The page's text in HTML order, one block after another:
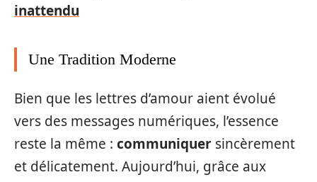
inattendu
Une Tradition Moderne
Bien que les lettres d’amour aient évolué
vers des messages numériques, l’essence
reste la même : communiquer sincèrement
et délicatement. Aujourd’hui, grâce aux